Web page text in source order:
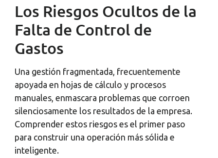
Los Riesgos Ocultos de la
Falta de Control de
Gastos
Una gestión fragmentada, frecuentemente
apoyada en hojas de cálculo y procesos
manuales, enmascara problemas que corroen
silenciosamente los resultados de la empresa.
Comprender estos riesgos es el primer paso
para construir una operación más sólida e
inteligente.